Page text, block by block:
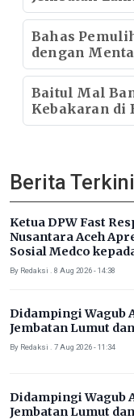
Bahas
dengan
Butuh
Baitul Mal
Kebakaran di
Mendapat
Berita Terkini
Ketua DPW Fast
Nusantara Aceh
Sosial Medco
Timur
By Redaksi . 8 Aug 2026 - 14:38
Didampingi Wagub
Jembatan Lumut
By Redaksi . 7 Aug 2026 - 11:34
Didampingi Wagub
Jembatan Lumut